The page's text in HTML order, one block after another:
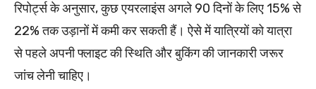
रिपोर्ट्स के अनुसार, कुछ एयरलाइंस अगले 90 दिनों के लिए 15% से
22% तक उड़ानों में कमी कर सकती हैं। ऐसे में यात्रियों को यात्रा
से पहले अपनी फ्लाइट की स्थिति और बुकिंग की जानकारी जरूर
जांच लेनी चाहिए।